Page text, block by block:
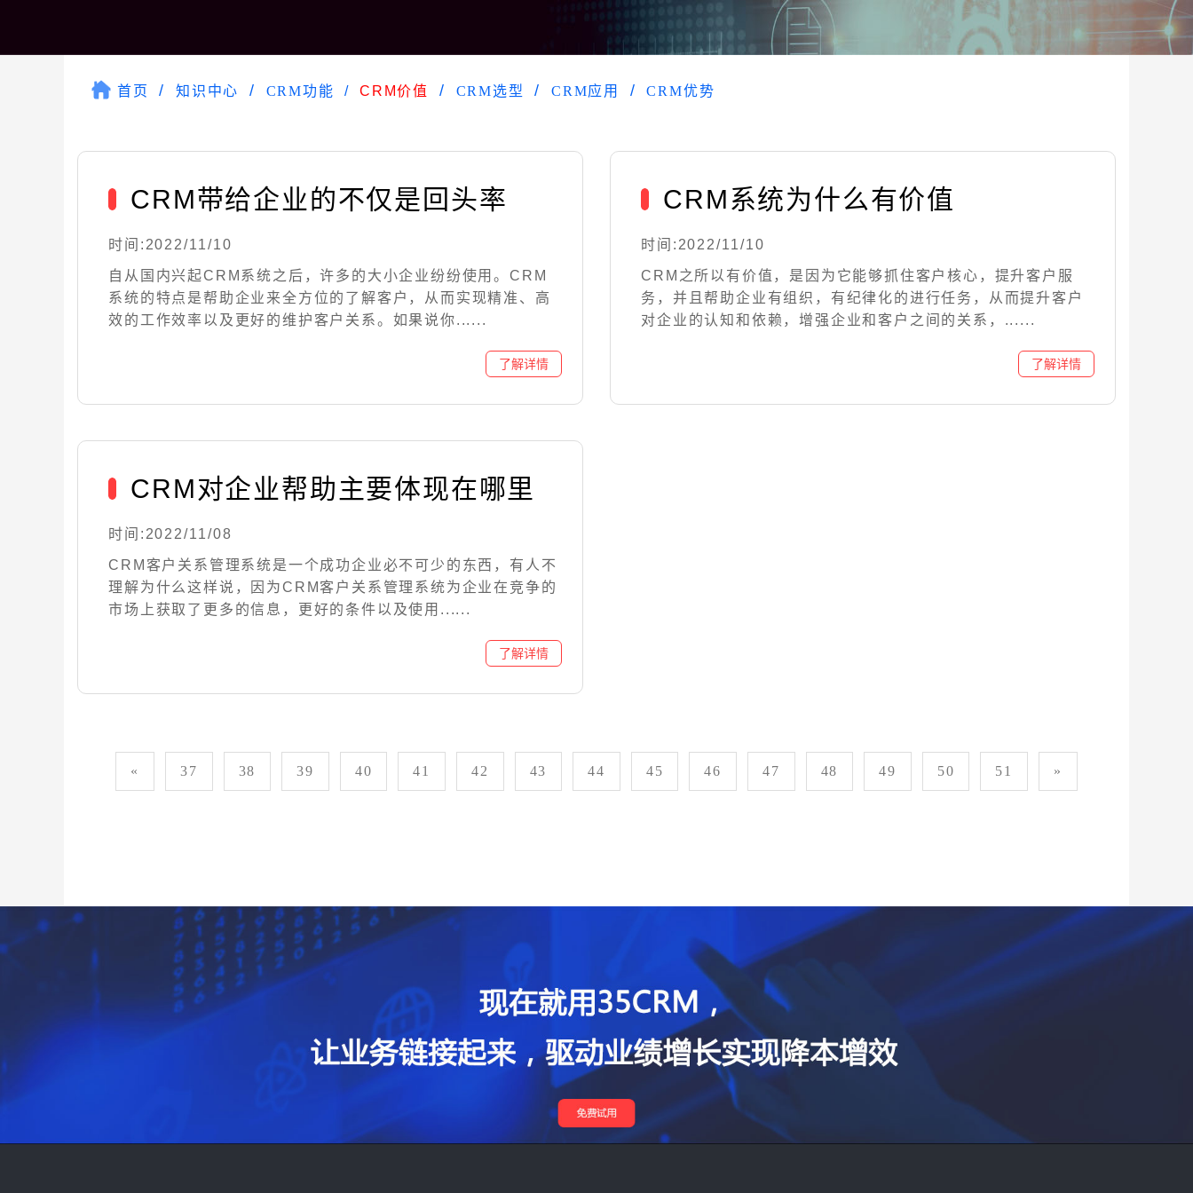
首页 知识中心 CRM功能 CRM价值 CRM选型 CRM应用 CRM优势
CRM带给企业的不仅是回头率
时间:2022/11/10
自从国内兴起CRM系统之后，许多的大小企业纷纷使用。CRM
系统的特点是帮助企业来全方位的了解客户，从而实现精准、高
效的工作效率以及更好的维护客户关系。如果说你......
CRM系统为什么有价值
时间:2022/11/10
CRM之所以有价值，是因为它能够抓住客户核心，提升客户服
务，并且帮助企业有组织，有纪律化的进行任务，从而提升客户
对企业的认知和依赖，增强企业和客户之间的关系，......
CRM对企业帮助主要体现在哪里
时间:2022/11/08
CRM客户关系管理系统是一个成功企业必不可少的东西，有人不
理解为什么这样说，因为CRM客户关系管理系统为企业在竞争的
市场上获取了更多的信息，更好的条件以及使用......
« 37 38 39 40 41 42 43 44 45 46 47 48 49 50 51 »